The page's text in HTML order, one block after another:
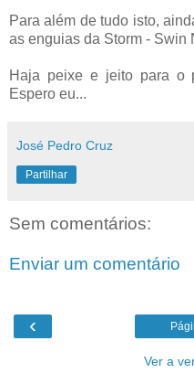
Para além de tudo isto,
as enguias da Storm - Swin
Haja peixe e jeito para o
Espero eu...
José Pedro Cruz
Partilhar
Sem comentários:
Enviar um comentário
‹
Ver a